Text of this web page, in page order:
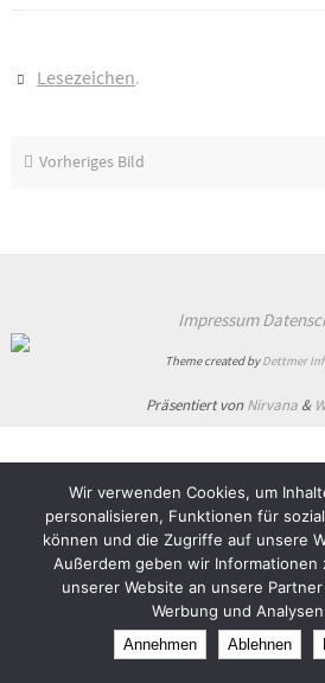
Lesezeichen.
Vorheriges Bild
Impressum
Theme created byDettmer
Präsentiert vonNirvana &
Wir verwenden Cookies, um
personalisieren, Funktionen für
können und die Zugriffe auf unsere
Außerdem geben wir Informationen
unserer Website an unsere
Werbung und
Annehmen Ablehnen